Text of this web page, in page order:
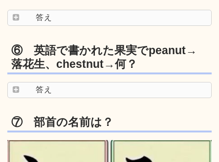
答え
⑥ 英語で書かれた果実でpeanut→
落花生、chestnut→何？
答え
⑦ 部首の名前は？